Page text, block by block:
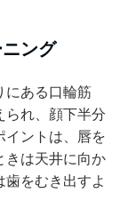
ング
にある口輪筋
られ、顔下半分
イントは、唇を
きは天井に向か
をむき出すよ